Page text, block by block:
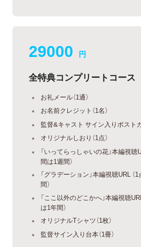
29000 円
全特典コンプリートコース
お礼メール（1通）
お名前クレジット（1名）
監督&キャスト サイン入りポストカ
オリジナルしおり（1点）
「いってらっしゃいの花」本編視聴
間は1週間）
「グラデーション」本編視聴URL （
間）
「ここ以外のどこかへ」本編視聴
は1年間）
オリジナルTシャツ（1枚）
監督サイン入り台本（1冊）